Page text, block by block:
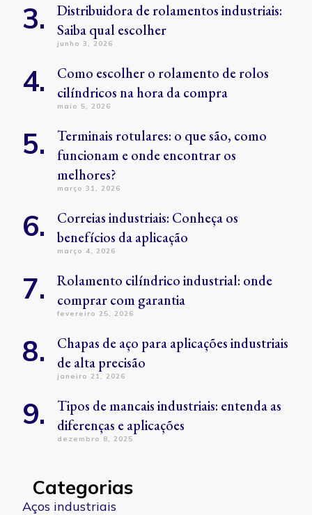
Distribuidora de rolamentos industriais:
Saiba qual escolher
junho 3, 2026
Como escolher o rolamento de rolos
cilíndricos na hora da compra
maio 5, 2026
Terminais rotulares: o que são, como
funcionam e onde encontrar os
melhores?
março 31, 2026
Correias industriais: Conheça os
benefícios da aplicação
março 4, 2026
Rolamento cilíndrico industrial: onde
comprar com garantia
fevereiro 25, 2026
Chapas de aço para aplicações industriais
de alta precisão
janeiro 21, 2026
Tipos de mancais industriais: entenda as
diferenças e aplicações
dezembro 8, 2025
Categorias
Aços industriais